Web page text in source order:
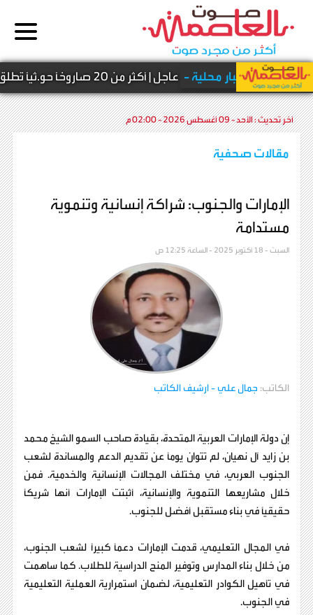
أخبار محلية - عاجل | أكثر من 20 صاروخًا حو.ثيًا تُطلق من مقبنة وسط انفجارات تهز المخا
آخر تحديث :الأحد - 09 أغسطس 2026 - 02:00 م
مقالات صحفية
الإمارات والجنوب: شراكة إنسانية وتنموية
مستدامة
السبت - 18 أكتوبر 2025 - الساعة 12:25 ص
الكاتب: جمال علي- ارشيف الكاتب
إن دولة الإمارات العربية المتحدة، بقيادة صاحب السمو الشيخ محمد
بن زايد آل نهيان، لم تتوان يومًا عن تقديم الدعم والمساندة لشعب
الجنوب العربي، في مختلف المجالات الإنسانية والخدمية. فمن
خلال مشاريعها التنموية والإنسانية، أثبتت الإمارات أنها شريكًا
حقيقيًا في بناء مستقبل أفضل للجنوب.
في المجال التعليمي، قدمت الإمارات دعمًا كبيرًا لشعب الجنوب،
من خلال بناء المدارس وتوفير المنح الدراسية للطلاب. كما ساهمت
في تأهيل الكوادر التعليمية، لضمان استمرارية العملية التعليمية
في الجنوب.